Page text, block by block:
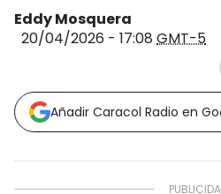
Eddy Mosquera
20/04/2026 - 17:08 GMT-5
Añadir Caracol Radio en